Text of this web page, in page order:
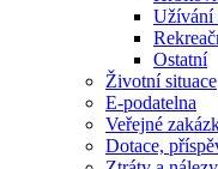
Užívání
Ostatní
Životní situace
E-podatelna
Veřejné
Dotace,